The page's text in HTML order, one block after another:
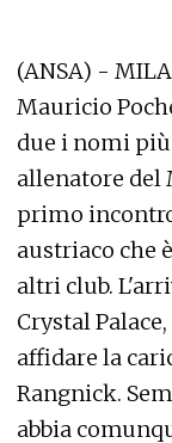
(ANSA) -
Mauricio
due i nomi
allenatore del
primo
austriaco che
altri club.
Crystal
affidare la
Rangnick.
abbia